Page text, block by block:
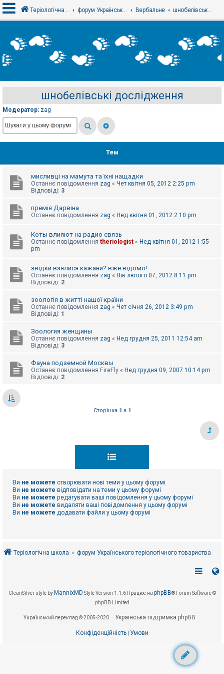
х
і
е
є
с
т
р
а
Т
м
б
о
А
т
т
и
Теріологічна школа форум Українського теріологічного товариства Вербальне шнобелівські дослідження
шнобелівські дослідження
Модератор: zag
Тем
мисливці на мамута та їхні нащадки
Останнє повідомлення zag « Чет квітня 05, 2012 2:25 pm
Відповіді: 3
премія Дарвіна
Останнє повідомлення zag « Нед квітня 01, 2012 2:10 pm
Коты влияют на радио связь
Останнє повідомлення theriologist « Нед квітня 01, 2012 1:55
pm
звідки взялися кажани? вже відомо!
Останнє повідомлення zag « Вів лютого 07, 2012 8:11 pm
Відповіді: 2
зоологія в житті нашої країни
Останнє повідомлення zag « Чет січня 26, 2012 3:49 pm
Відповіді: 1
Зоология женщины
Останнє повідомлення zag « Нед грудня 25, 2011 12:54 am
Відповіді: 3
Фауна подземной Москвы
Останнє повідомлення FireFly « Нед грудня 09, 2007 10:14 pm
Відповіді: 2
Сторінка 1 з 1
Ви не можете створювати нові теми у цьому форумі
Ви не можете відповідати на теми у цьому форумі
Ви не можете редагувати ваші повідомлення у цьому форумі
Ви не можете видаляти ваші повідомлення у цьому форумі
Ви не можете додавати файли у цьому форумі
Теріологічна школа форум Українського теріологічного товариства
CleanSilver style by MannixMD Style Version 1.1.6 Працює на phpBB® Forum Software ©
phpBB Limited
Український переклад © 2005-2020 Українська підтримка phpBB
Конфіденційність| Умови